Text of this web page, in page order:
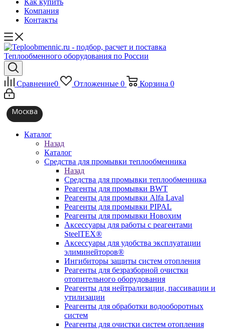
Как купить
Компания
Контакты
Сравнение0 Отложенные 0 Корзина 0
Москва
Каталог
Назад
Каталог
Средства для промывки теплообменника
Назад
Средства для промывки теплообменника
Реагенты для промывки BWT
Реагенты для промывки Alfa Laval
Реагенты для промывки PIPAL
Реагенты для промывки Новохим
Аксессуары для работы с реагентами
SteelTEX®
Аксессуары для удобства эксплуатации
элиминейторов®
Ингибиторы защиты систем отопления
Реагенты для безразборной очистки
отопительного оборудования
Реагенты для нейтрализации, пассивации и
утилизации
Реагенты для обработки водооборотных
систем
Реагенты для очистки систем отопления